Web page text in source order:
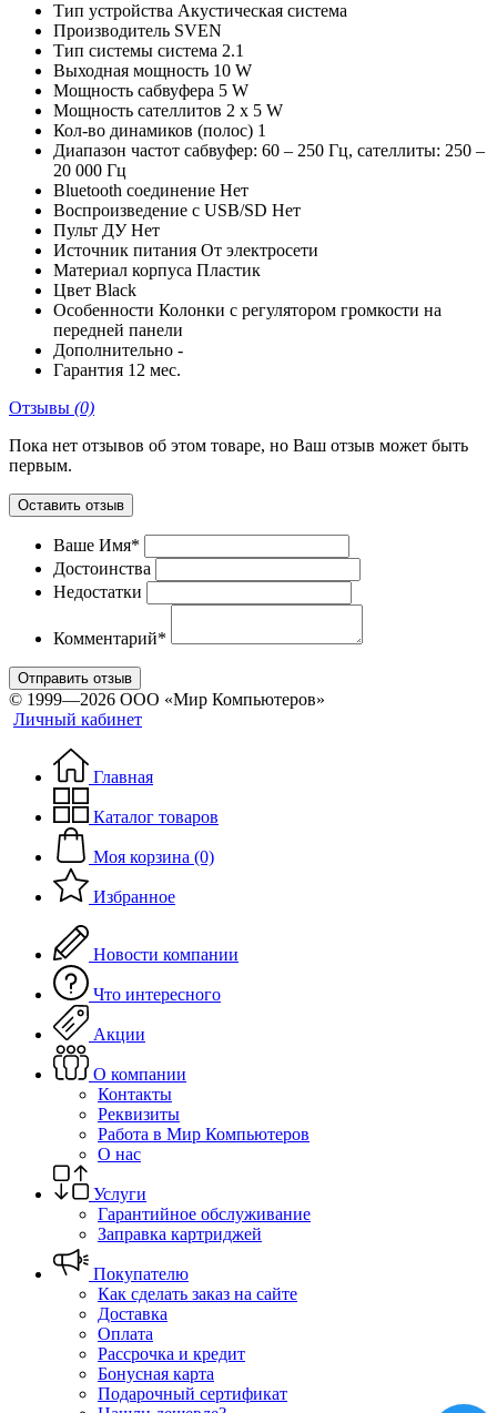
Тип устройства Акустическая система
Производитель SVEN
Тип системы система 2.1
Выходная мощность 10 W
Мощность сабвуфера 5 W
Мощность сателлитов 2 х 5 W
Кол-во динамиков (полос) 1
Диапазон частот сабвуфер: 60 – 250 Гц, сателлиты: 250 –
20 000 Гц
Bluetooth соединение Нет
Воспроизведение с USB/SD Нет
Пульт ДУ Нет
Источник питания От электросети
Материал корпуса Пластик
Цвет Black
Особенности Колонки с регулятором громкости на
передней панели
Дополнительно -
Гарантия 12 мес.
Отзывы (0)
Пока нет отзывов об этом товаре, но Ваш отзыв может быть
первым.
Оставить отзыв
Ваше Имя*
Достоинства
Недостатки
Комментарий*
Отправить отзыв
© 1999—2026 ООО «Мир Компьютеров»
Личный кабинет
Главная
Каталог товаров
Моя корзина (0)
Избранное
Новости компании
Что интересного
Акции
О компании
Контакты
Реквизиты
Работа в Мир Компьютеров
О нас
Услуги
Гарантийное обслуживание
Заправка картриджей
Покупателю
Как сделать заказ на сайте
Доставка
Оплата
Рассрочка и кредит
Бонусная карта
Подарочный сертификат